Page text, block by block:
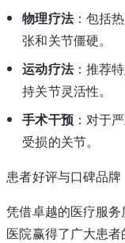
物理疗法：包括
张和关节僵硬。
运动疗法：推荐
持关节灵活性。
手术干预：对于
受损的关节。
患者好评与口碑品
凭借卓越的医疗服
医院赢得了广大患